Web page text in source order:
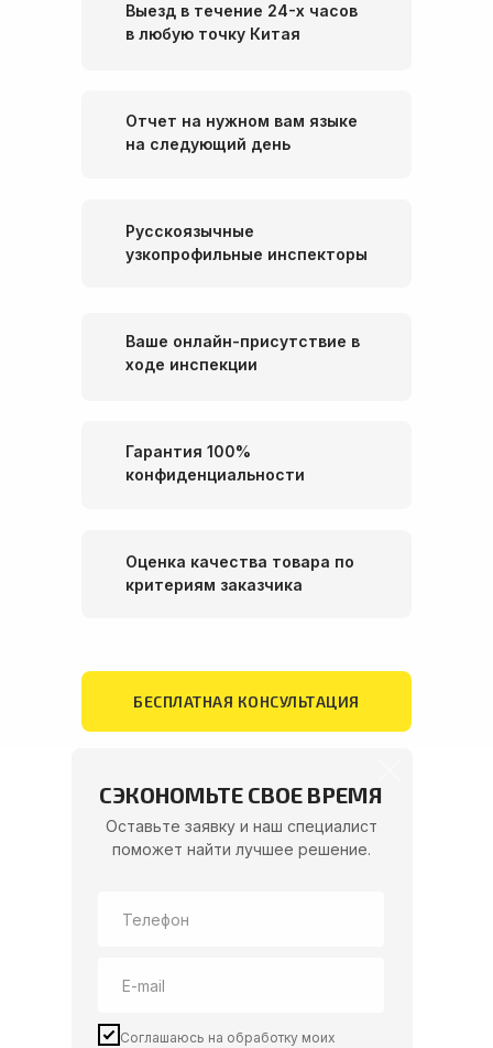
БЕСПЛАТНАЯ КОНСУЛЬТАЦИЯ
Оценка качества товара по
критериям заказчика
Гарантия 100%
конфиденциальности
Ваше онлайн-присутствие в
ходе инспекции
Русскоязычные
узкопрофильные инспекторы
Отчет на нужном вам языке
на следующий день
Выезд в течение 24-х часов
в любую точку Китая
Соглашаюсь на обработку моих
Оставьте заявку и наш специалист
поможет найти лучшее решение.
СЭКОНОМЬТЕ СВОЕ ВРЕМЯ
Формирование тех. задания
Изучаем ваши потребности,
Как мы проводим
проверки